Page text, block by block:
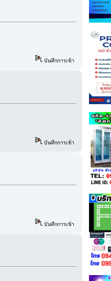
บันทึกการเข้า
บันทึกการเข้า
บันทึกการเข้า